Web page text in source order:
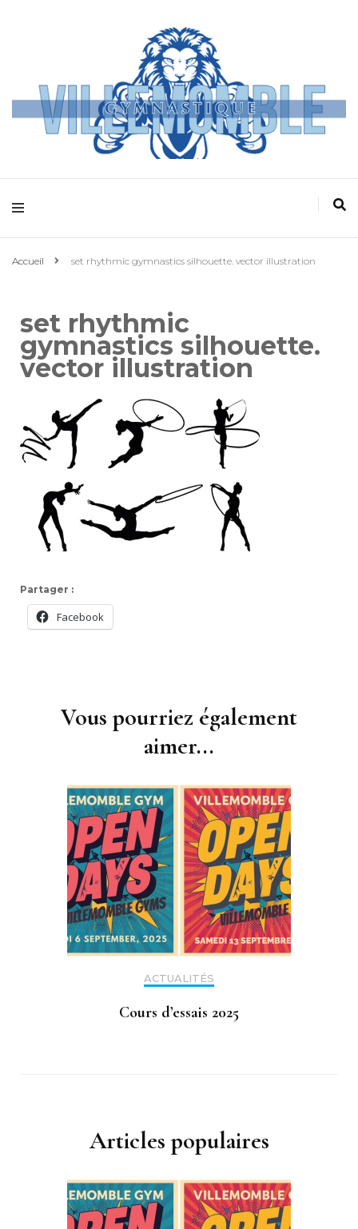
Villemomble
Gymnastique
Accueil set rhythmic gymnastics silhouette. vector illustration
set rhythmic
gymnastics silhouette.
vector illustration
Partager :
Facebook
Vous pourriez également
aimer...
ACTUALITÉS
Cours d’essais 2025
Articles populaires